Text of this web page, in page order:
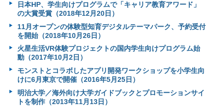
日本HP、学生向けプログラムで「キャリア教育アワード」
の大賞受賞（2018年12月20日）
11月オープンの体験型知育デジタルテーマパーク、予約受付
を開始（2018年10月26日）
火星生活VR体験プロジェクトの国内学生向けプログラム始
動（2017年10月2日）
モンストとコラボしたアプリ開発ワークショップを小学生向
けに6月東京で開催（2016年5月25日）
明治大学／海外向け大学ガイドブックとプロモーションサイ
トを制作（2013年11月13日）